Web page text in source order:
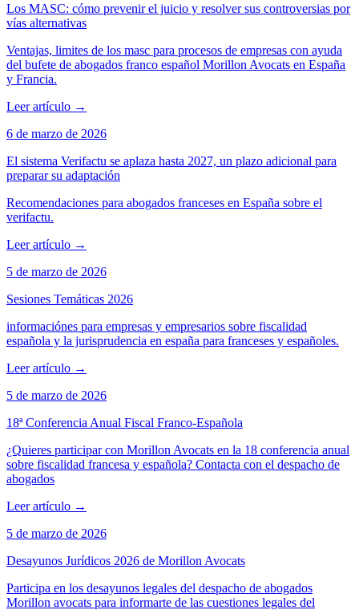
Los MASC: cómo prevenir el juicio y resolver sus controversias por
vías alternativas
Ventajas, limites de los masc para procesos de empresas con ayuda
del bufete de abogados franco español Morillon Avocats en España
y Francia.
Leer artículo →
6 de marzo de 2026
El sistema Verifactu se aplaza hasta 2027, un plazo adicional para
preparar su adaptación
Recomendaciones para abogados franceses en España sobre el
verifactu.
Leer artículo →
5 de marzo de 2026
Sesiones Temáticas 2026
informaciónes para empresas y empresarios sobre fiscalidad
española y la jurisprudencia en españa para franceses y españoles.
Leer artículo →
5 de marzo de 2026
18ª Conferencia Anual Fiscal Franco-Española
¿Quieres participar con Morillon Avocats en la 18 conferencia anual
sobre fiscalidad francesa y española? Contacta con el despacho de
abogados
Leer artículo →
5 de marzo de 2026
Desayunos Jurídicos 2026 de Morillon Avocats
Participa en los desayunos legales del despacho de abogados
Morillon avocats para informarte de las cuestiones legales del